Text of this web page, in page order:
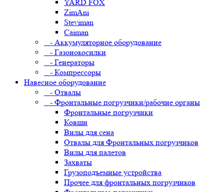
YARD FOX
ZimAni
Steviman
Caiman
- Аккумуляторное оборудование
- Газонокосилки
- Генераторы
- Компрессоры
Навесное оборудование
- Отвалы
- Фронтальные погрузчики/рабочие органы
Фронтальные погрузчики
Ковши
Вилы для сена
Отвалы для Фронтальных погрузчиков
Вилы для палетов
Захваты
Грузоподъемные устройства
Прочее для фронтальных погрузчиков